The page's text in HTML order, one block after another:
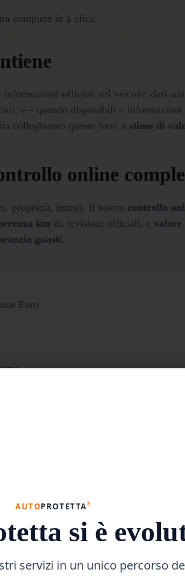
completa in 1 click.
informazioni ufficiali sul veicolo: dati
e – quando disponibili –
colleghiamo queste fonti a stime di
online
proprietà, fermi). Il nostro controllo
km da revisioni ufficiali, e valore
guasti.
Euro.
AUTOPROTETTA®
si è
servizi in un unico percorso